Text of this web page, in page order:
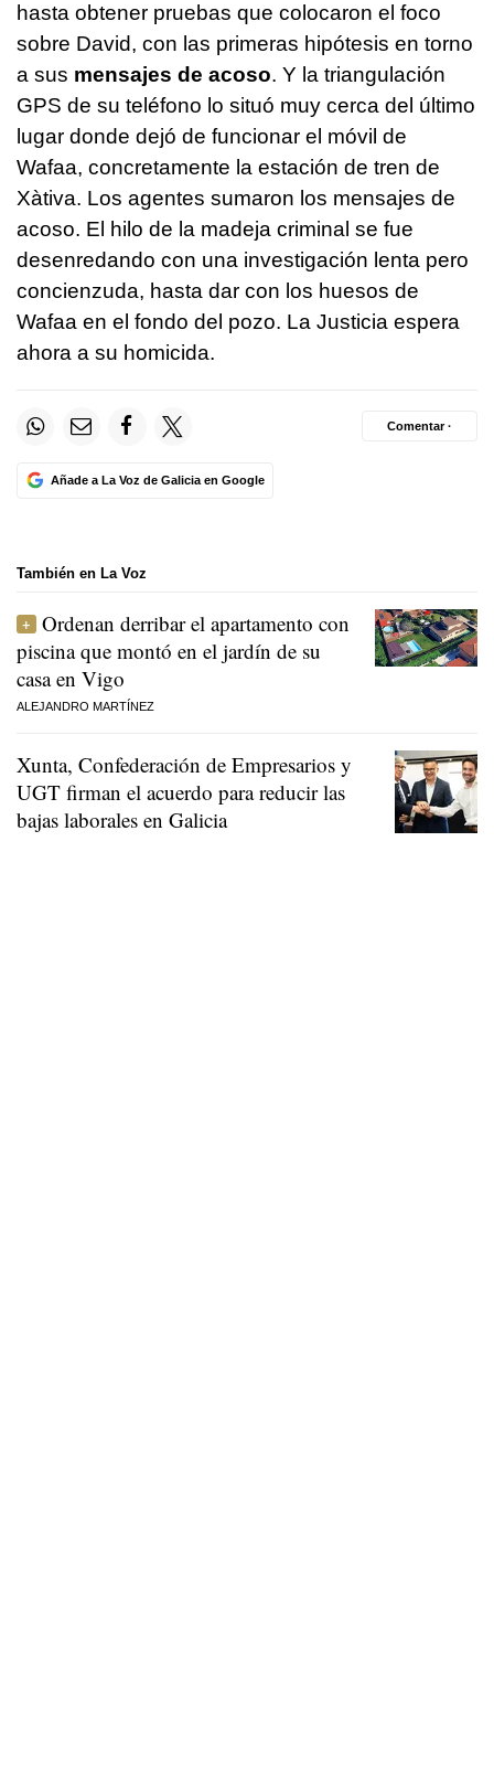
hasta obtener pruebas que colocaron el foco
sobre David, con las primeras hipótesis en torno
a sus mensajes de acoso. Y la triangulación
GPS de su teléfono lo situó muy cerca del último
lugar donde dejó de funcionar el móvil de
Wafaa, concretamente la estación de tren de
Xàtiva. Los agentes sumaron los mensajes de
acoso. El hilo de la madeja criminal se fue
desenredando con una investigación lenta pero
concienzuda, hasta dar con los huesos de
Wafaa en el fondo del pozo. La Justicia espera
ahora a su homicida.
Añade a La Voz de Galicia en Google
Comentar ·
También en La Voz
Ordenan derribar el apartamento con
piscina que montó en el jardín de su
casa en Vigo
ALEJANDRO MARTÍNEZ
Xunta, Confederación de Empresarios y
UGT firman el acuerdo para reducir las
bajas laborales en Galicia